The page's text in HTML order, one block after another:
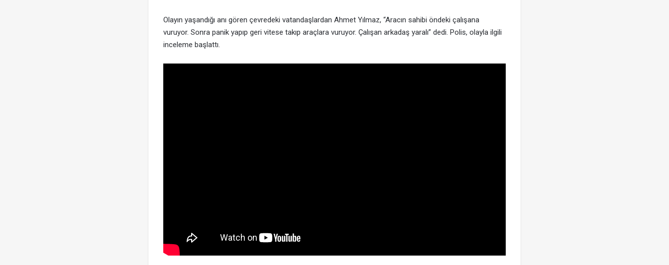
Olayın yaşandığı anı gören çevredeki vatandaşlardan Ahmet Yılmaz, “Aracın sahibi öndeki çalışana
vuruyor. Sonra panik yapıp geri vitese takıp araçlara vuruyor. Çalışan arkadaş yaralı” dedi. Polis, olayla ilgili
inceleme başlattı.